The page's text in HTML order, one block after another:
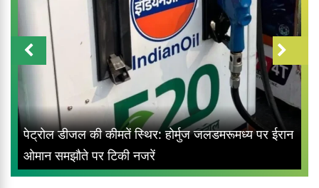
पेट्रोल डीजल की कीमतें स्थिर: होर्मुज जलडमरूमध्य पर ईरान
ओमान समझौते पर टिकी नजरें